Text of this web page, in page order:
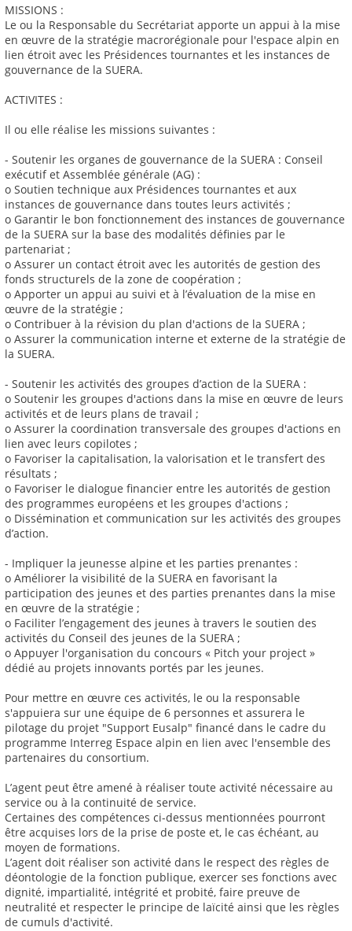
MISSIONS :
Le ou la Responsable du Secrétariat apporte un appui à la mise
en œuvre de la stratégie macrorégionale pour l'espace alpin en
lien étroit avec les Présidences tournantes et les instances de
gouvernance de la SUERA.
ACTIVITES :
Il ou elle réalise les missions suivantes :
- Soutenir les organes de gouvernance de la SUERA : Conseil
exécutif et Assemblée générale (AG) :
o Soutien technique aux Présidences tournantes et aux
instances de gouvernance dans toutes leurs activités ;
o Garantir le bon fonctionnement des instances de gouvernance
de la SUERA sur la base des modalités définies par le
partenariat ;
o Assurer un contact étroit avec les autorités de gestion des
fonds structurels de la zone de coopération ;
o Apporter un appui au suivi et à l’évaluation de la mise en
œuvre de la stratégie ;
o Contribuer à la révision du plan d'actions de la SUERA ;
o Assurer la communication interne et externe de la stratégie de
la SUERA.
- Soutenir les activités des groupes d’action de la SUERA :
o Soutenir les groupes d'actions dans la mise en œuvre de leurs
activités et de leurs plans de travail ;
o Assurer la coordination transversale des groupes d'actions en
lien avec leurs copilotes ;
o Favoriser la capitalisation, la valorisation et le transfert des
résultats ;
o Favoriser le dialogue financier entre les autorités de gestion
des programmes européens et les groupes d'actions ;
o Dissémination et communication sur les activités des groupes
d’action.
- Impliquer la jeunesse alpine et les parties prenantes :
o Améliorer la visibilité de la SUERA en favorisant la
participation des jeunes et des parties prenantes dans la mise
en œuvre de la stratégie ;
o Faciliter l’engagement des jeunes à travers le soutien des
activités du Conseil des jeunes de la SUERA ;
o Appuyer l'organisation du concours « Pitch your project »
dédié au projets innovants portés par les jeunes.
Pour mettre en œuvre ces activités, le ou la responsable
s'appuiera sur une équipe de 6 personnes et assurera le
pilotage du projet "Support Eusalp" financé dans le cadre du
programme Interreg Espace alpin en lien avec l'ensemble des
partenaires du consortium.
L’agent peut être amené à réaliser toute activité nécessaire au
service ou à la continuité de service.
Certaines des compétences ci-dessus mentionnées pourront
être acquises lors de la prise de poste et, le cas échéant, au
moyen de formations.
L’agent doit réaliser son activité dans le respect des règles de
déontologie de la fonction publique, exercer ses fonctions avec
dignité, impartialité, intégrité et probité, faire preuve de
neutralité et respecter le principe de laïcité ainsi que les règles
de cumuls d'activité.